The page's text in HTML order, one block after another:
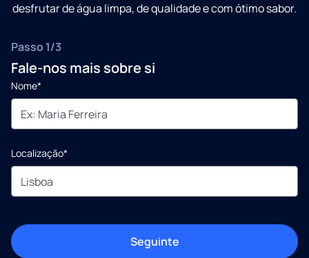
desfrutar de água limpa, de qualidade e com ótimo sabor.
Passo 1/3
Fale-nos mais sobre si
Nome*
Localização*
Seguinte